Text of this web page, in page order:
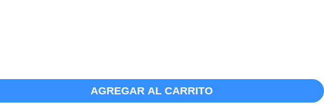
AGREGAR AL CARRITO